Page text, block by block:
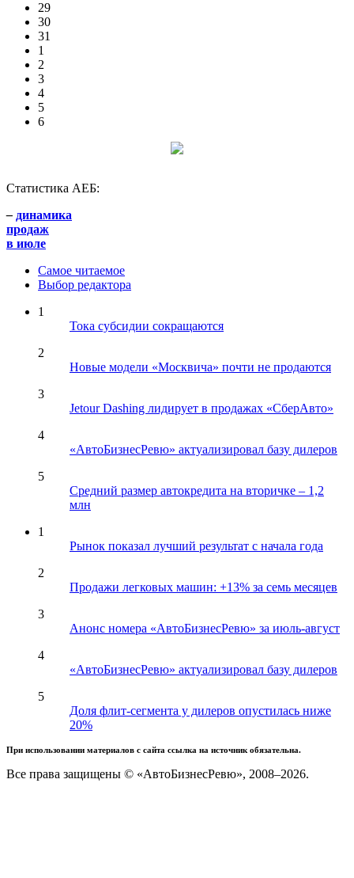
29
30
31
1
2
3
4
5
6
Статистика АЕБ:
– динамика
продаж
в июле
Самое читаемое
Выбор редактора
1
Тока субсидии сокращаются
2
Новые модели «Москвича» почти не продаются
3
Jetour Dashing лидирует в продажах «СберАвто»
4
«АвтоБизнесРевю» актуализировал базу дилеров
5
Средний размер автокредита на вторичке – 1,2
млн
1
Рынок показал лучший результат с начала года
2
Продажи легковых машин: +13% за семь месяцев
3
Анонс номера «АвтоБизнесРевю» за июль-август
4
«АвтоБизнесРевю» актуализировал базу дилеров
5
Доля флит-сегмента у дилеров опустилась ниже
20%
При использовании материалов с сайта ссылка на источник обязательна.
Все права защищены © «АвтоБизнесРевю», 2008–2026.